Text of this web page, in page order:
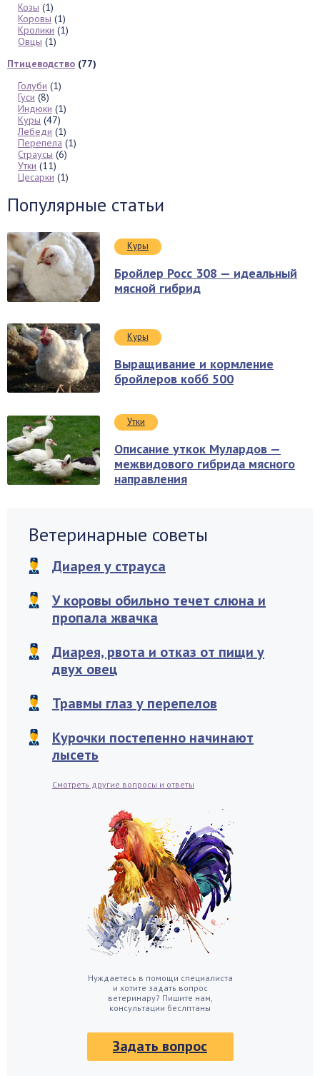
Козы (1)
Коровы (1)
Кролики (1)
Овцы (1)
Птицеводство (77)
Голуби (1)
Гуси (8)
Индюки (1)
Куры (47)
Лебеди (1)
Перепела (1)
Страусы (6)
Утки (11)
Цесарки (1)
Популярные статьи
Куры
Бройлер Росс 308 — идеальный
мясной гибрид
Куры
Выращивание и кормление
бройлеров кобб 500
Утки
Описание уткок Мулардов —
межвидового гибрида мясного
направления
Ветеринарные советы
Диарея у страуса
У коровы обильно течет слюна и
пропала жвачка
Диарея, рвота и отказ от пищи у
двух овец
Травмы глаз у перепелов
Курочки постепенно начинают
лысеть
Смотреть другие вопросы и ответы
Нуждаетесь в помощи специалиста
и хотите задать вопрос
ветеринару? Пишите нам,
консультации беслптаны
Задать вопрос